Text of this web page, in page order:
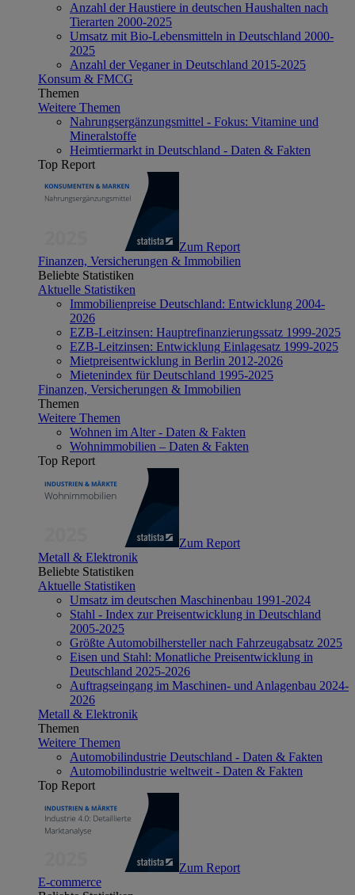
Anzahl der Haustiere in deutschen Haushalten nach
Tierarten 2000-2025
Umsatz mit Bio-Lebensmitteln in Deutschland 2000-
2025
Anzahl der Veganer in Deutschland 2015-2025
Konsum & FMCG
Themen
Weitere Themen
Nahrungsergänzungsmittel - Fokus: Vitamine und
Mineralstoffe
Heimtiermarkt in Deutschland - Daten & Fakten
Top Report
Zum Report
Finanzen, Versicherungen & Immobilien
Beliebte Statistiken
Aktuelle Statistiken
Immobilienpreise Deutschland: Entwicklung 2004-
2026
EZB-Leitzinsen: Hauptrefinanzierungssatz 1999-2025
EZB-Leitzinsen: Entwicklung Einlagesatz 1999-2025
Mietpreisentwicklung in Berlin 2012-2026
Mietenindex für Deutschland 1995-2025
Finanzen, Versicherungen & Immobilien
Themen
Weitere Themen
Wohnen im Alter - Daten & Fakten
Wohnimmobilien – Daten & Fakten
Top Report
Zum Report
Metall & Elektronik
Beliebte Statistiken
Aktuelle Statistiken
Umsatz im deutschen Maschinenbau 1991-2024
Stahl - Index zur Preisentwicklung in Deutschland
2005-2025
Größte Automobilhersteller nach Fahrzeugabsatz 2025
Eisen und Stahl: Monatliche Preisentwicklung in
Deutschland 2025-2026
Auftragseingang im Maschinen- und Anlagenbau 2024-
2026
Metall & Elektronik
Themen
Weitere Themen
Automobilindustrie Deutschland - Daten & Fakten
Automobilindustrie weltweit - Daten & Fakten
Top Report
Zum Report
E-commerce